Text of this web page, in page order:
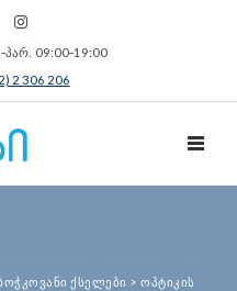
09:00‑19:00
2 306 206
ქსელები > ოპტიკის